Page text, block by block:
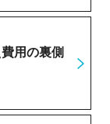
用の裏側